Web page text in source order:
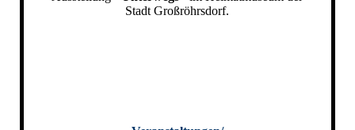
Stadt Großröhrsdorf.